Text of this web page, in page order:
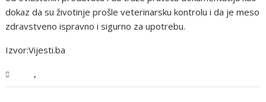
dokaz da su životinje prošle veterinarsku kontrolu i da je meso
zdravstveno ispravno i sigurno za upotrebu.
Izvor:Vijesti.ba
,